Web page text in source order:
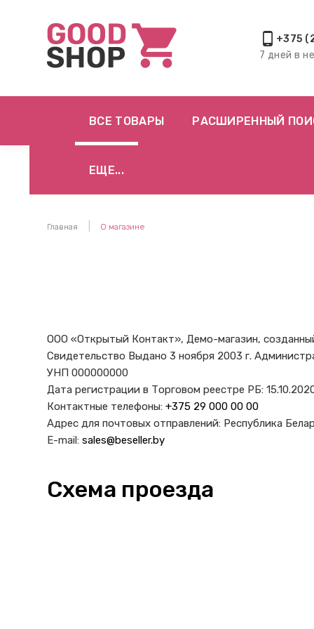
phone_android +375
7 дней в
ВСЕ ТОВАРЫ РАСШИРЕННЫЙ
ЕЩЕ...
Главная О магазине
ООО «Открытый Контакт», Демо-магазин,
Свидетельство Выдано 3 ноября 2003 г.
УНП 000000000
Дата регистрации в Торговом реестре РБ:
Контактные телефоны: +375 29 000 00 00
Адрес для почтовых отправлений: Республика
E-mail: sales@beseller.by
Схема проезда